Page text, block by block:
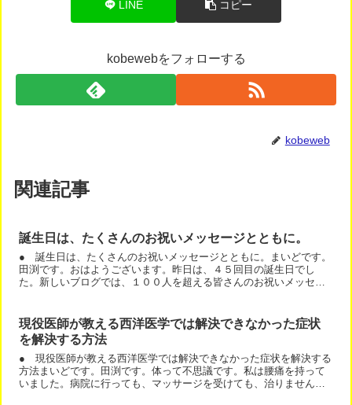
LINE コピー
kobewebをフォローする
kobeweb
関連記事
誕生日は、たくさんのお祝いメッセージとともに。
● 誕生日は、たくさんのお祝いメッセージとともに。まいどです。
田渕です。おはようございます。昨日は、４５回目の誕生日でし
た。新しいブログでは、１００人を超える皆さんのお祝いメッセー
現役医師が教える西洋医学では解決できなかった症状
を解決する方法
● 現役医師が教える西洋医学では解決できなかった症状を解決する
方法まいどです。田渕です。体って不思議です。私は腰痛を持って
いました。病院に行っても、マッサージを受けても、治りませんで